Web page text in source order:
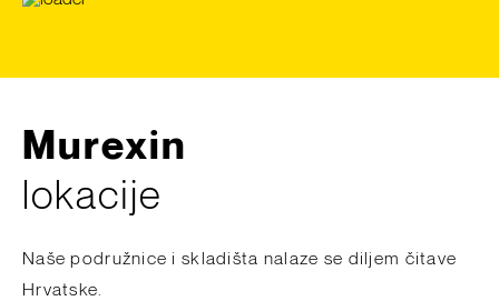
Murexin
lokacije
Naše podružnice i skladišta nalaze se diljem čitave
Hrvatske.